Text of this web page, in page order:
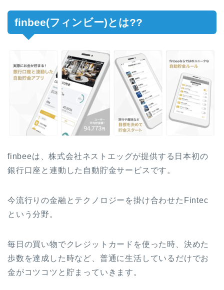
finbee(フィンビー)とは??
finbeeは、株式会社ネストエッグが提供する日本初の
銀行口座と連動した自動貯金サービスです。
今流行りの金融とテクノロジーを掛け合わせたFintec
という分野。
毎日の買い物でクレジットカードを使った時、決めた
歩数を達成した時など、普通に生活しているだけでお
金がコツコツと貯まっていきます。